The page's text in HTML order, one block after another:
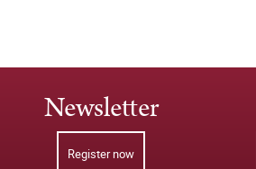
Newsletter
Register now